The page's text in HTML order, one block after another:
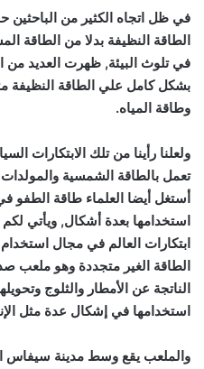
في ظل اتجاه الكثير من الباحثين
الطاقة النظيفة بدلا من الطاقة
في تلوث البيئة, ظهرت العديد من
بشكل كامل علي الطاقة النظيفة
وطاقة المياه.
ولعلنا رأينا من تلك الابتكارات
تعمل بالطاقة الشمسية
أستغل أيضا العلماء طاقة الطفو
استخدامها بعدة أشكال, ويأتي
ابتكارات العالم في مجال استخدام
الطاقة الغير متجددة وهو ملعب
الناتجة عن الأمطار والثلوج
استخدامها في إشكال عدة مثل